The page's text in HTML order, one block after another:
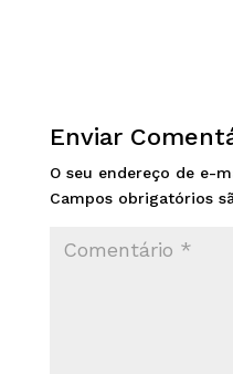
Enviar
O seu endereço de e-
Campos obrigatórios